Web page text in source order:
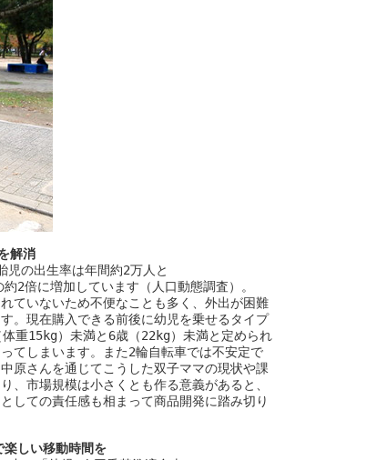
解消
児の出生率は年間約2万人と
2倍に増加しています（人口動態調査）。
ていないため不便なことも多く、外出が困難
。現在購入できる前後に幼児を乗せるタイプ
重15kg）未満と6歳（22kg）未満と定められ
てしまいます。また2輪自転車では不安定で
原さんを通じてこうした双子ママの現状や課
、市場規模は小さくとも作る意義があると、
しての責任感も相まって商品開発に踏み切り
楽しい移動時間を